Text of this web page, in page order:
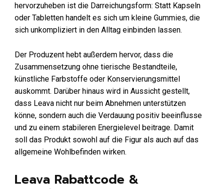
hervorzuheben ist die Darreichungsform: Statt Kapseln
oder Tabletten handelt es sich um kleine Gummies, die
sich unkompliziert in den Alltag einbinden lassen.
Der Produzent hebt außerdem hervor, dass die
Zusammensetzung ohne tierische Bestandteile,
künstliche Farbstoffe oder Konservierungsmittel
auskommt. Darüber hinaus wird in Aussicht gestellt,
dass Leava nicht nur beim Abnehmen unterstützen
könne, sondern auch die Verdauung positiv beeinflusse
und zu einem stabileren Energielevel beitrage. Damit
soll das Produkt sowohl auf die Figur als auch auf das
allgemeine Wohlbefinden wirken.
Leava Rabattcode &